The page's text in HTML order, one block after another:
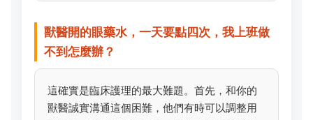
獸醫開的眼藥水，一天要點四次，我上班做
不到怎麼辦？
這確實是臨床護理的最大難題。首先，和你的
獸醫誠實溝通這個困難，他們有時可以調整用